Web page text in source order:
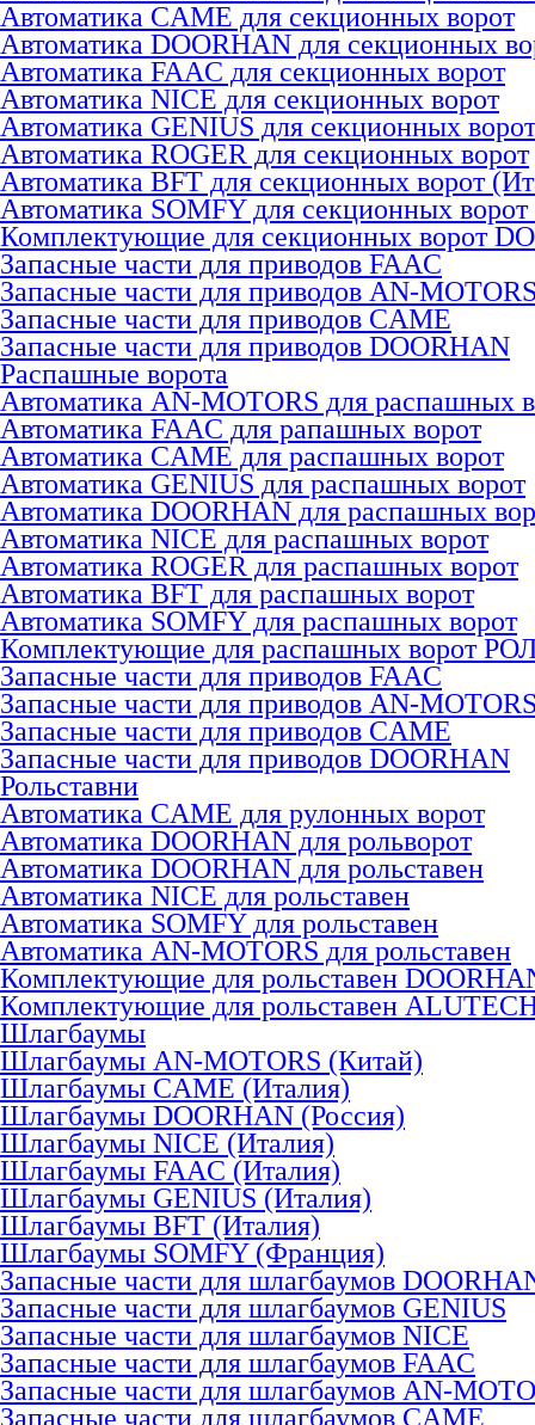
Автоматика CAME для секционных ворот
Автоматика DOORHAN для секционных
Автоматика FAAC для секционных ворот
Автоматика NICE для секционных ворот
Автоматика GENIUS для секционных ворот
Автоматика ROGER для секционных ворот
Автоматика BFT для секционных ворот
Автоматика SOMFY для секционных
Комплектующие для секционных ворот
Запасные части для приводов FAAC
Запасные части для приводов AN-
Запасные части для приводов CAME
Запасные части для приводов DOORHAN
Распашные ворота
Автоматика AN-MOTORS для распашных
Автоматика FAAC для рапашных ворот
Автоматика CAME для раcпашных ворот
Автоматика GENIUS для раcпашных ворот
Автоматика DOORHAN для раcпашных
Автоматика NICE для раcпашных ворот
Автоматика ROGER для раcпашных ворот
Автоматика BFT для раcпашных ворот
Автоматика SOMFY для распашных ворот
Комплектующие для распашных ворот
Запасные части для приводов FAAC
Запасные части для приводов AN-
Запасные части для приводов CAME
Запасные части для приводов DOORHAN
Рольставни
Автоматика CAME для рулонных ворот
Автоматика DOORHAN для рольворот
Автоматика DOORHAN для рольставен
Автоматика NICE для рольставен
Автоматика SOMFY для рольставен
Автоматика AN-MOTORS для рольставен
Комплектующие для рольставен
Комплектующие для рольставен
Шлагбаумы
Шлагбаумы AN-MOTORS (Китай)
Шлагбаумы CAME (Италия)
Шлагбаумы DOORHAN (Россия)
Шлагбаумы NICE (Италия)
Шлагбаумы FAAC (Италия)
Шлагбаумы GENIUS (Италия)
Шлагбаумы BFT (Италия)
Шлагбаумы SOMFY (Франция)
Запасные части для шлагбаумов
Запасные части для шлагбаумов GENIUS
Запасные части для шлагбаумов NICE
Запасные части для шлагбаумов FAAC
Запасные части для шлагбаумов AN-
Запасные части для шлагбаумов CAME